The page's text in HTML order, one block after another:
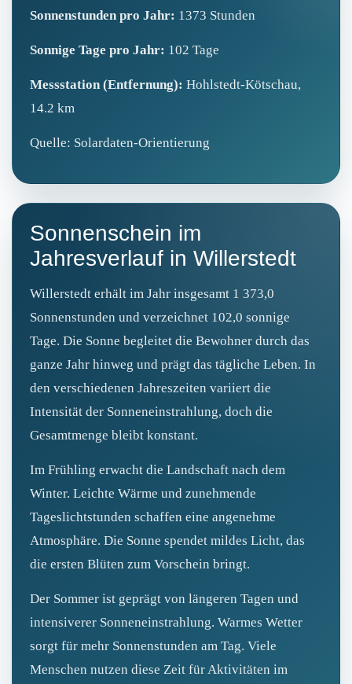
Sonnenstunden pro Jahr: 1373 Stunden
Sonnige Tage pro Jahr: 102 Tage
Messstation (Entfernung): Hohlstedt-Kötschau,
14.2 km
Quelle: Solardaten-Orientierung
Sonnenschein im
Jahresverlauf in Willerstedt
Willerstedt erhält im Jahr insgesamt 1 373,0
Sonnenstunden und verzeichnet 102,0 sonnige
Tage. Die Sonne begleitet die Bewohner durch das
ganze Jahr hinweg und prägt das tägliche Leben. In
den verschiedenen Jahreszeiten variiert die
Intensität der Sonneneinstrahlung, doch die
Gesamtmenge bleibt konstant.
Im Frühling erwacht die Landschaft nach dem
Winter. Leichte Wärme und zunehmende
Tageslichtstunden schaffen eine angenehme
Atmosphäre. Die Sonne spendet mildes Licht, das
die ersten Blüten zum Vorschein bringt.
Der Sommer ist geprägt von längeren Tagen und
intensiverer Sonneneinstrahlung. Warmes Wetter
sorgt für mehr Sonnenstunden am Tag. Viele
Menschen nutzen diese Zeit für Aktivitäten im